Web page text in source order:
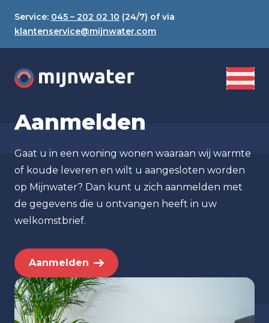
Service: 045 – 202 02 10 (24/7) of via
klantenservice@mijnwater.com
Aanmelden
Gaat u in een woning wonen waaraan wij warmte
of koude leveren en wilt u aangesloten worden
op Mijnwater? Dan kunt u zich aanmelden met
de gegevens die u ontvangen heeft in uw
welkomstbrief.
Aanmelden